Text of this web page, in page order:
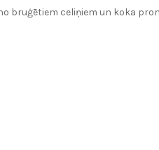
bruģētiem celiņiem un koka